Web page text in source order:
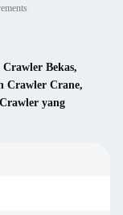
Bekas,
Crawler Crane,
yang